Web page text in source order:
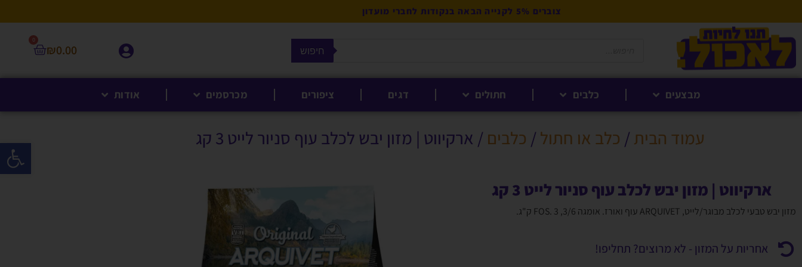
פתח
צוברים 5% לקנייה הבאה בנקודות לחברי מועדון
חיפוש ₪0.00
0
מבצעים כלבים חתולים דגים ציפורים מכרסמים אודות
עמוד הבית / כלב או חתול / כלבים / ארקיווט | מזון יבש לכלב עוף סניור לייט 3 קג
ארקיווט | מזון יבש לכלב עוף סניור לייט 3 קג
מזון יבש טבעי לכלב מבוגר/לייט, ARQUIVET עוף ואורז. אומגה 3/6, FOS. 3 ק"ג.
אחריות על המזון - לא מרוצים? תחליפו!